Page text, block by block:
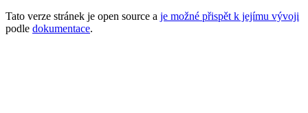
Tato verze stránek je open source a je možné přispět k jejímu vývoji
podle dokumentace.